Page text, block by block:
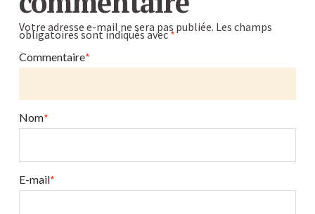
de
jus
Kuvings
et
Kuvings
Votre adresse e-mail ne sera pas publiée. Les champs
obligatoires sont indiqués avec*
Commentaire*
Nom*
E-mail*